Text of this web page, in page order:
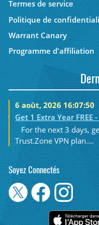
Termes de service
Politique de
Warrant Canary
Programme d'affiliation
6 août, 2026 16:07:50
Get 1 Extra Year
For the next 3 days,
Trust.Zone VPN plan....
Soyez Connectés